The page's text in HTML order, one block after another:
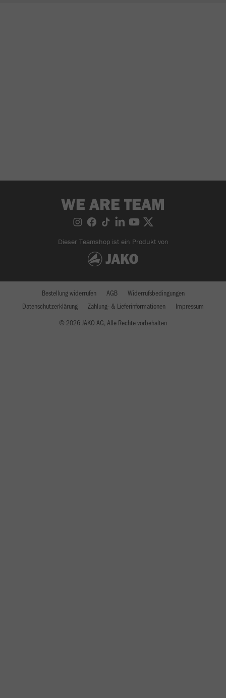
WE ARE TEAM
Dieser Teamshop ist ein Produkt von
© 2026 JAKO AG, Alle Rechte vorbehalten
Bestellung widerrufen AGB
Widerrufsbedingungen
Datenschutzerklärung
Zahlung- & Lieferinformationen Impressum